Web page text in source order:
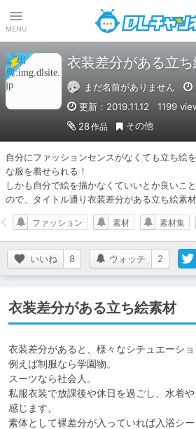
MENU
衣装差分がある立
まだ名前がありません
更新：2019.11.12
1199
28作品 その他
自分にファッションセンスがなくても立ち絵
な服を着せられる！
しかも自分で絵を描かなくていいとか良いこ
ので、タイトル通り衣装差分がある立ち絵素材
いいね 8 ウォッチ 2
ファッション 素材 素材集
衣装差分がある立ち絵素材
衣装差分があると、様々なシチュエーショ
例えば制服なら学園物。
スーツなら社会人。
私服衣装で放課後や休日を過ごし、水着
感じます。
素体として裸差分が入っていれば入浴シ